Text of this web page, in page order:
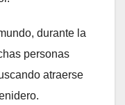
durante la
personas
atraerse